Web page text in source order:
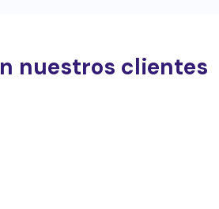
nuestros clientes